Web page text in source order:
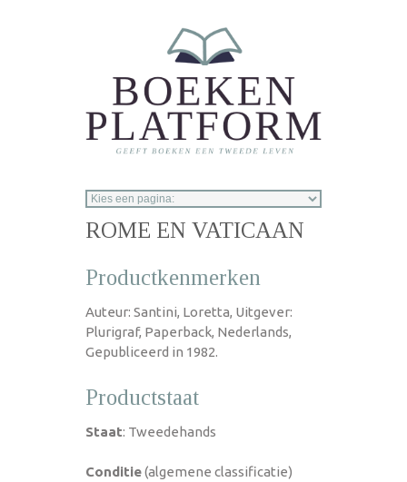
ROME EN VATICAAN
Productkenmerken
Auteur: Santini, Loretta, Uitgever:
Plurigraf, Paperback, Nederlands,
Gepubliceerd in 1982.
Productstaat
Staat: Tweedehands
Conditie(algemene classificatie)